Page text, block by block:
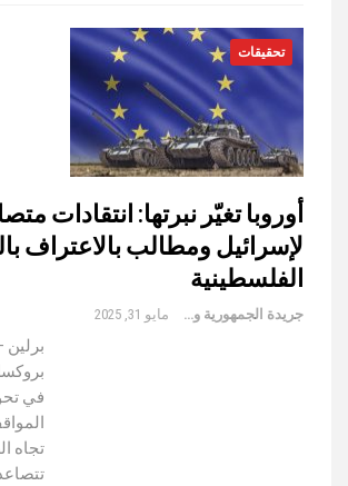
تحقيقات
أوروبا تغيّر نبرتها: انتقادات
لإسرائيل ومطالب بالاعتراف
الفلسطينية
جريدة الجمهورية والعالم مايو 31, 2025
برلين
في
تجاه